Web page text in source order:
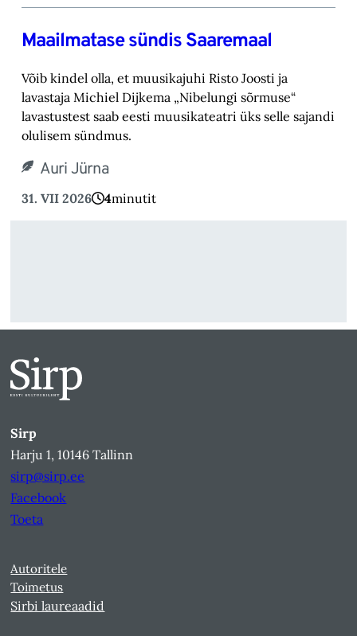
Maailmatase sündis Saaremaal
Võib kindel olla, et muusikajuhi Risto Joosti ja
lavastaja Michiel Dijkema „Nibelungi sõrmuse“
lavastustest saab eesti muusikateatri üks selle sajandi
olulisem sündmus.
Auri Jürna
31. VII 2026 4minutit
Sirp
Harju 1, 10146 Tallinn
sirp@sirp.ee
Facebook
Toeta
Autoritele
Toimetus
Sirbi laureaadid